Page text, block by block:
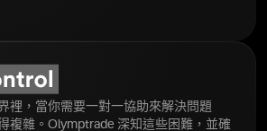
裡，當你需要一對一協助來解決問題
複雜。Olymptrade 深知這些困難，並確